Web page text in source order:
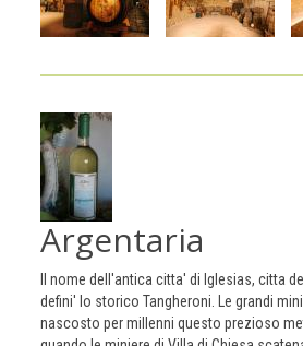
Argentaria
Il nome dell'antica citta' di Iglesias, citta
defini' lo storico Tangheroni. Le grandi
nascosto per millenni questo prezioso